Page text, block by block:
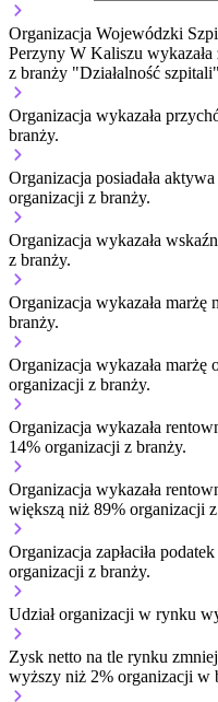
Organizacja Wojewódzki
Perzyny W Kaliszu
z branży "Działalność
Organizacja wykazała
branży.
Organizacja posiadała
organizacji z branży.
Organizacja wykazała
z branży.
Organizacja wykazała
branży.
Organizacja wykazała marżę
organizacji z branży.
Organizacja wykazała
14% organizacji z branży.
Organizacja wykazała
większą niż 89% organizacji
Organizacja zapłaciła
organizacji z branży.
Udział organizacji w rynku
Zysk netto na tle rynku
wyższy niż 2% organizacji w